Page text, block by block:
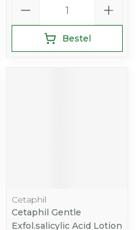
Bestel
Cetaphil
Cetaphil Gentle
Exfol.salicylic Acid Lotion